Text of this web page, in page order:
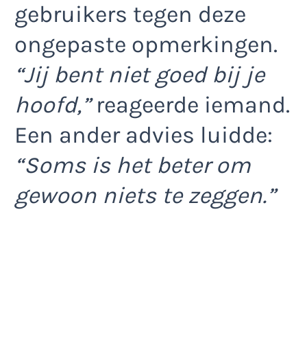
gebruikers tegen deze
ongepaste opmerkingen.
“Jij bent niet goed bij je
hoofd,”reageerde iemand.
Een ander advies luidde:
“Soms is het beter om
gewoon niets te zeggen.”